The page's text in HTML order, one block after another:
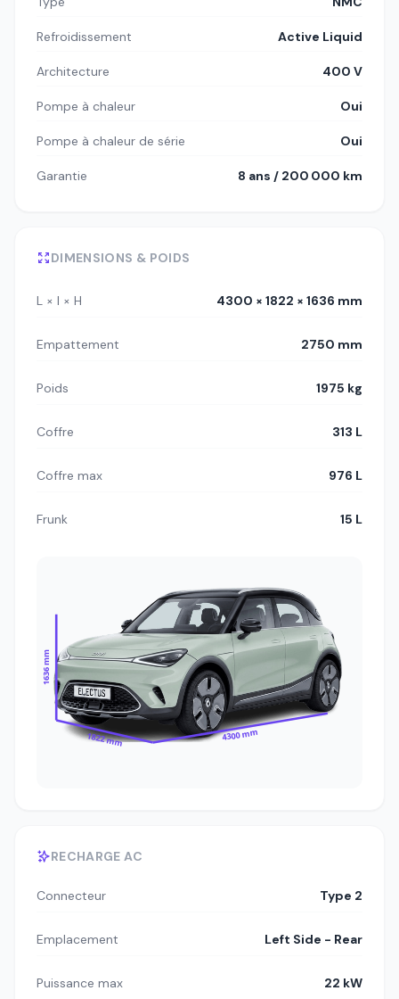
Refroidissement Active Liquid
Architecture 400 V
Pompe à chaleur Oui
Pompe à chaleur de série Oui
Garantie 8 ans / 200 000 km
DIMENSIONS & POIDS
L × l × H 4300 × 1822 × 1636 mm
Empattement 2750 mm
Poids 1975 kg
Coffre 313 L
Coffre max 976 L
Frunk 15 L
1636 mm
1822 mm 4300 mm
RECHARGE AC
Connecteur Type 2
Emplacement Left Side - Rear
Puissance max 22 kW